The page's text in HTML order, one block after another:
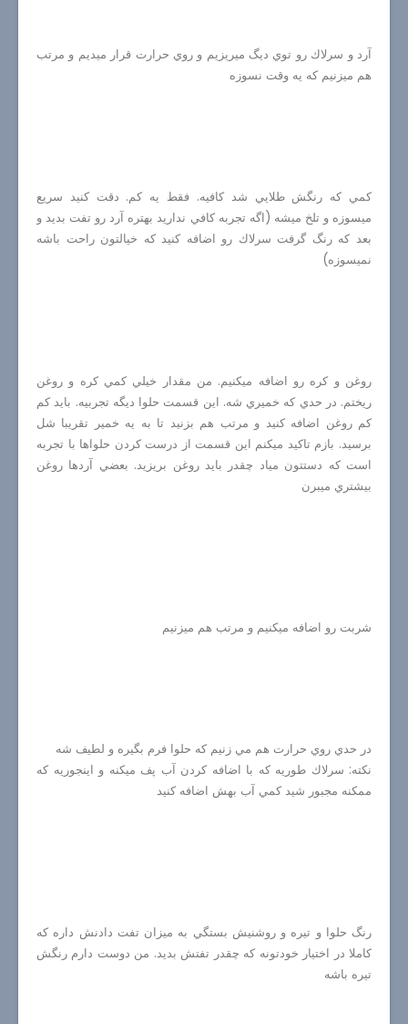
آرد و سرلاك رو توي ديگ ميريزيم و روي حرارت قرار ميديم و مرتب
هم ميزنيم كه يه وقت نسوزه
كمي كه رنگش طلايي شد كافيه. فقط يه كم. دقت كنيد سريع
ميسوزه و تلخ ميشه (اگه تجربه كافي نداريد بهتره آرد رو تفت بديد و
بعد كه رنگ گرفت سرلاك رو اضافه كنيد كه خيالتون راحت باشه
نميسوزه)
روغن و كره رو اضافه ميكنيم. من مقدار خيلي كمي كره و روغن
ريختم. در حدي كه خميري شه. اين قسمت حلوا ديگه تجربيه. بايد كم
كم روغن اضافه كنيد و مرتب هم بزنيد تا به يه خمير تقريبا شل
برسيد. بازم تاكيد ميكنم اين قسمت از درست كردن حلواها با تجربه
است كه دستتون مياد چقدر بايد روغن بريزيد. بعضي آردها روغن
بيشتري ميبرن
شربت رو اضافه ميكنيم و مرتب هم ميزنيم
در حدي روي حرارت هم مي زنيم كه حلوا فرم بگيره و لطيف شه
نكته: سرلاك طوريه كه با اضافه كردن آب پف ميكنه و اينجوريه كه
ممكنه مجبور شيد كمي آب بهش اضافه كنيد
رنگ حلوا و تيره و روشنيش بستگي به ميزان تفت دادنش داره كه
كاملا در اختيار خودتونه كه چقدر تفتش بديد. من دوست دارم رنگش
تيره باشه